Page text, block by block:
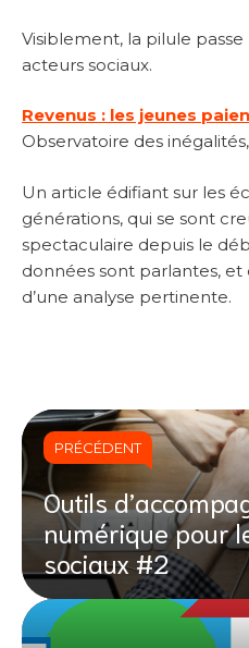
Visiblement, la pilule
acteurs sociaux.
Revenus : les jeunes
Observatoire des
Un article édifiant sur les
générations, qui se sont
spectaculaire depuis le
données sont parlantes,
d’une analyse pertinente.
PRÉCÉDENT
Outils
numérique pour
sociaux #2